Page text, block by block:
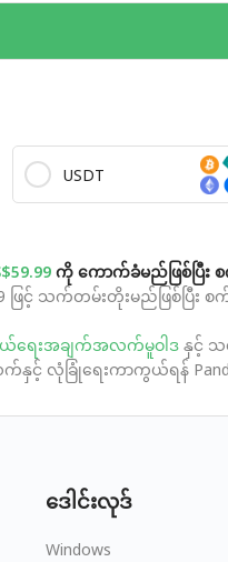
USDT
ကို ကောက်ခံမည်ဖြစ်ပြီး
ဖြင့် သက်တမ်းတိုးမည်ဖြစ်ပ
ရေးအချက်အလက်မူဝါဒ နှင့်
င့် လုံခြုံရေးကာကွယ်ရန်
ဒေါင်းလုဒ်
Windows